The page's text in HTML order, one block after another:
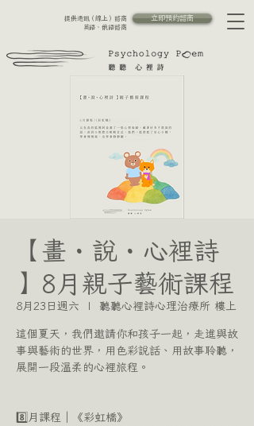
提供通訊（線上）諮商
英語、俄語諮商
立即預約諮商
【畫・說・心裡詩
】8月親子藝術課程
8月23日週六
  |
聽聽心裡詩心理治療所 樓上
這個夏天，我們邀請你和孩子一起，走進與故
事與藝術的世界，用色彩說話、用故事聆聽，
展開一段溫柔的心裡旅程。
8️⃣月課程｜《彩虹橋》